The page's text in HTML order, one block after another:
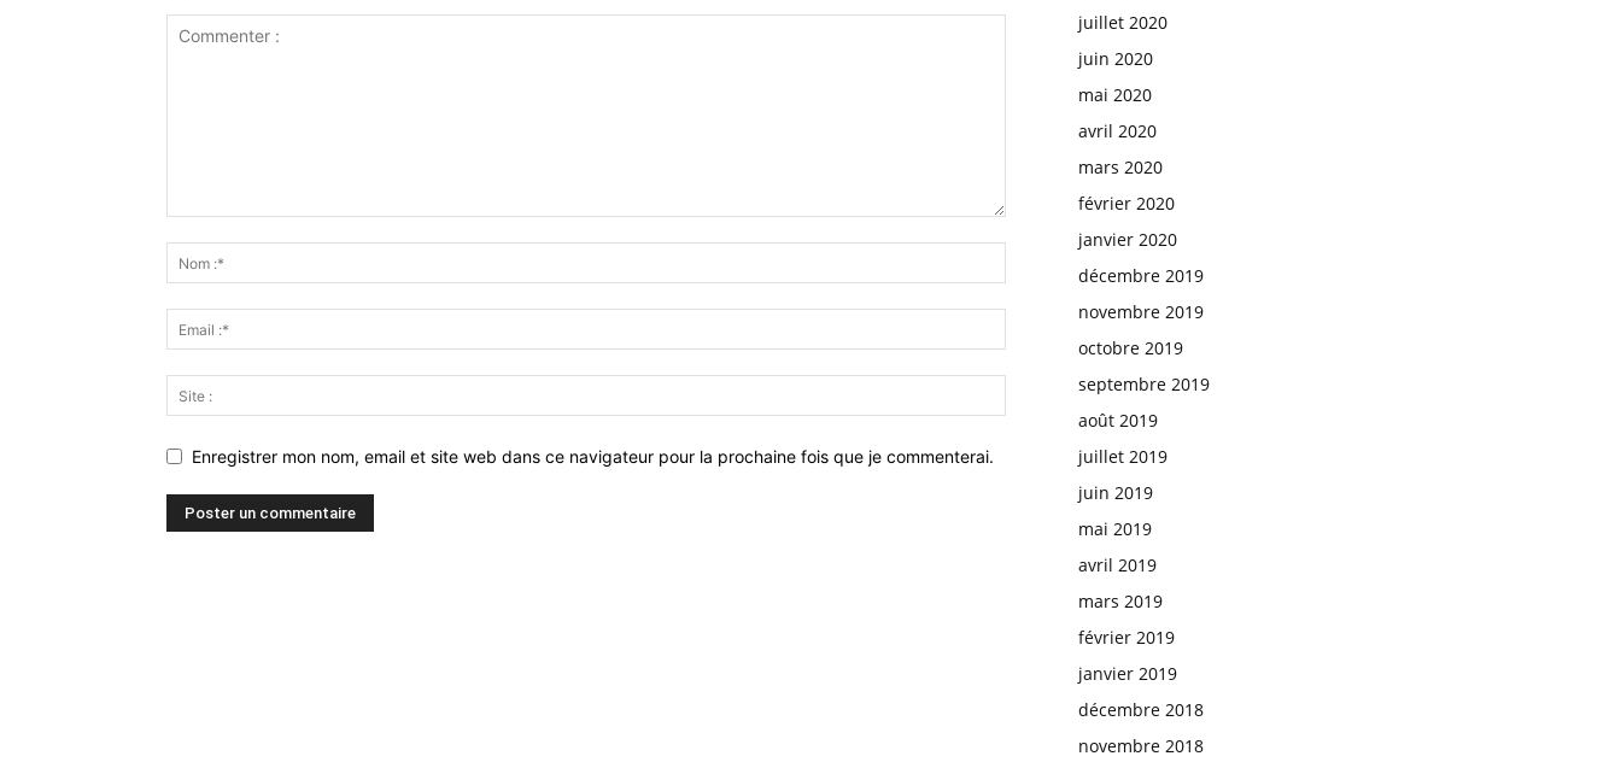
Enregistrer mon nom, email et site web dans ce navigateur pour la prochaine fois que je commenterai.
juillet 2020
juin 2020
mai 2020
avril 2020
mars 2020
février 2020
janvier 2020
décembre 2019
novembre 2019
octobre 2019
septembre 2019
août 2019
juillet 2019
juin 2019
mai 2019
avril 2019
mars 2019
février 2019
janvier 2019
décembre 2018
novembre 2018